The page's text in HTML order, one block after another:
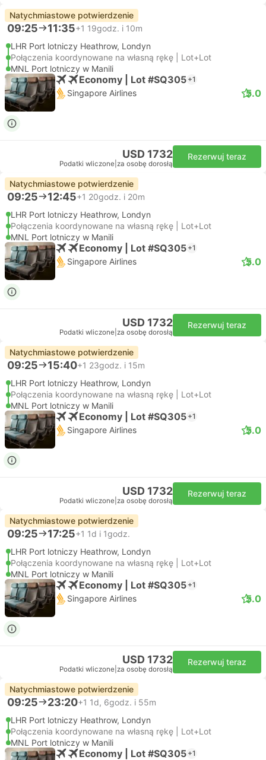
Natychmiastowe potwierdzenie
09:25 11:35+1 19godz. i 10m
LHR Port lotniczy Heathrow, Londyn
Połączenia koordynowane na własną rękę | Lot+Lot
MNL Port lotniczy w Manili
Economy | Lot #SQ305 +1
Singapore Airlines 5.0
USD 1732
Podatki wliczone za osobę dorosłą
Rezerwuj teraz
Natychmiastowe potwierdzenie
09:25 12:45+1 20godz. i 20m
LHR Port lotniczy Heathrow, Londyn
Połączenia koordynowane na własną rękę | Lot+Lot
MNL Port lotniczy w Manili
Economy | Lot #SQ305 +1
Singapore Airlines 5.0
USD 1732
Podatki wliczone za osobę dorosłą
Rezerwuj teraz
Natychmiastowe potwierdzenie
09:25 15:40+1 23godz. i 15m
LHR Port lotniczy Heathrow, Londyn
Połączenia koordynowane na własną rękę | Lot+Lot
MNL Port lotniczy w Manili
Economy | Lot #SQ305 +1
Singapore Airlines 5.0
USD 1732
Podatki wliczone za osobę dorosłą
Rezerwuj teraz
Natychmiastowe potwierdzenie
09:25 17:25+1 1d i 1godz.
LHR Port lotniczy Heathrow, Londyn
Połączenia koordynowane na własną rękę | Lot+Lot
MNL Port lotniczy w Manili
Economy | Lot #SQ305 +1
Singapore Airlines 5.0
USD 1732
Podatki wliczone za osobę dorosłą
Rezerwuj teraz
Natychmiastowe potwierdzenie
09:25 23:20+1 1d, 6godz. i 55m
LHR Port lotniczy Heathrow, Londyn
Połączenia koordynowane na własną rękę | Lot+Lot
MNL Port lotniczy w Manili
Economy | Lot #SQ305 +1